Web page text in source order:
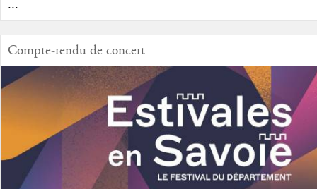
...
Compte-rendu de concert